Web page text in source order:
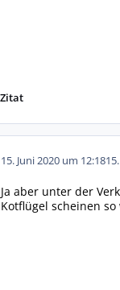
Zitat
15. Juni 2020 um 12:18
Ja aber unter der
Kotflügel scheinen